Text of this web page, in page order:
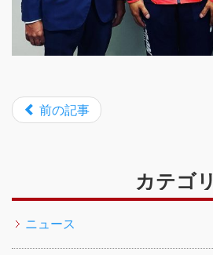
前の記事
カテゴリ
ニュース